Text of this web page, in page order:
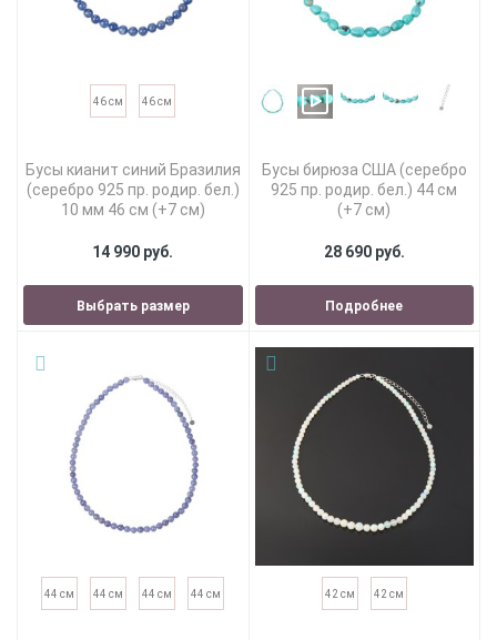
46 см 46 см
Бусы кианит синий Бразилия
(серебро 925 пр. родир. бел.)
10 мм 46 см (+7 см)
14 990 руб.
Выбрать размер
Бусы бирюза США (серебро
925 пр. родир. бел.) 44 см
(+7 см)
28 690 руб.
Подробнее
44 см 44 см 44 см 44 см 42 см 42 см